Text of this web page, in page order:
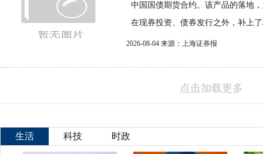
中国国债期货合约。该产品的落地
在现券投资、债券发行之外，补上
2026-08-04 来源：上海证券报
点击加载更多
生活 科技 时政